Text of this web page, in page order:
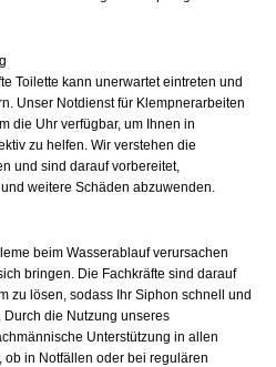
Toilette kann unerwartet eintreten und
Unser Notdienst für Klempnerarbeiten
die Uhr verfügbar, um Ihnen in
zu helfen. Wir verstehen die
und sind darauf vorbereitet,
weitere Schäden abzuwenden.
beim Wasserablauf verursachen
bringen. Die Fachkräfte sind darauf
zu lösen, sodass Ihr Siphon schnell und
die Nutzung unseres
Unterstützung in allen
in Notfällen oder bei regulären